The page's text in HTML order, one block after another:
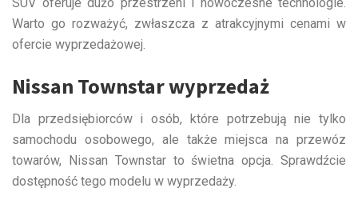
Warto go rozważyć, zwłaszcza z atrakcyjnymi cenami w
ofercie wyprzedażowej.
Nissan Townstar wyprzedaż
Dla przedsiębiorców i osób, które potrzebują nie tylko
samochodu osobowego, ale także miejsca na przewóz
towarów, Nissan Townstar to świetna opcja. Sprawdźcie
dostępność tego modelu w wyprzedaży.